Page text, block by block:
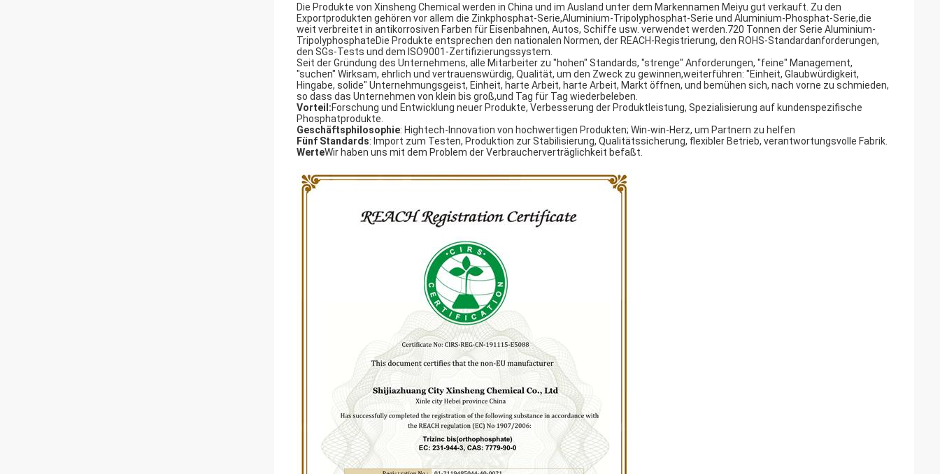
Die Produkte von Xinsheng Chemical werden in China und im Ausland unter dem Markennamen Meiyu gut verkauft. Zu den
Exportprodukten gehören vor allem die Zinkphosphat-Serie,Aluminium-Tripolyphosphat-Serie und Aluminium-Phosphat-Serie,die
weit verbreitet in antikorrosiven Farben für Eisenbahnen, Autos, Schiffe usw. verwendet werden.720 Tonnen der Serie Aluminium-
TripolyphosphateDie Produkte entsprechen den nationalen Normen, der REACH-Registrierung, den ROHS-Standardanforderungen,
den SGs-Tests und dem ISO9001-Zertifizierungssystem.
Seit der Gründung des Unternehmens, alle Mitarbeiter zu "hohen" Standards, "strenge" Anforderungen, "feine" Management,
"suchen" Wirksam, ehrlich und vertrauenswürdig, Qualität, um den Zweck zu gewinnen,weiterführen: "Einheit, Glaubwürdigkeit,
Hingabe, solide" Unternehmungsgeist, Einheit, harte Arbeit, harte Arbeit, Markt öffnen, und bemühen sich, nach vorne zu schmieden,
so dass das Unternehmen von klein bis groß,und Tag für Tag wiederbeleben.
Vorteil:Forschung und Entwicklung neuer Produkte, Verbesserung der Produktleistung, Spezialisierung auf kundenspezifische
Phosphatprodukte.
Geschäftsphilosophie: Hightech-Innovation von hochwertigen Produkten; Win-win-Herz, um Partnern zu helfen
Fünf Standards: Import zum Testen, Produktion zur Stabilisierung, Qualitätssicherung, flexibler Betrieb, verantwortungsvolle Fabrik.
WerteWir haben uns mit dem Problem der Verbraucherverträglichkeit befaßt.